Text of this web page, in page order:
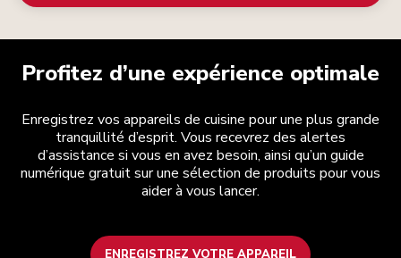
Profitez d’une expérience optimale
Enregistrez vos appareils de cuisine pour une plus grande
tranquillité d’esprit. Vous recevrez des alertes
d’assistance si vous en avez besoin, ainsi qu’un guide
numérique gratuit sur une sélection de produits pour vous
aider à vous lancer.
ENREGISTREZ VOTRE APPAREIL